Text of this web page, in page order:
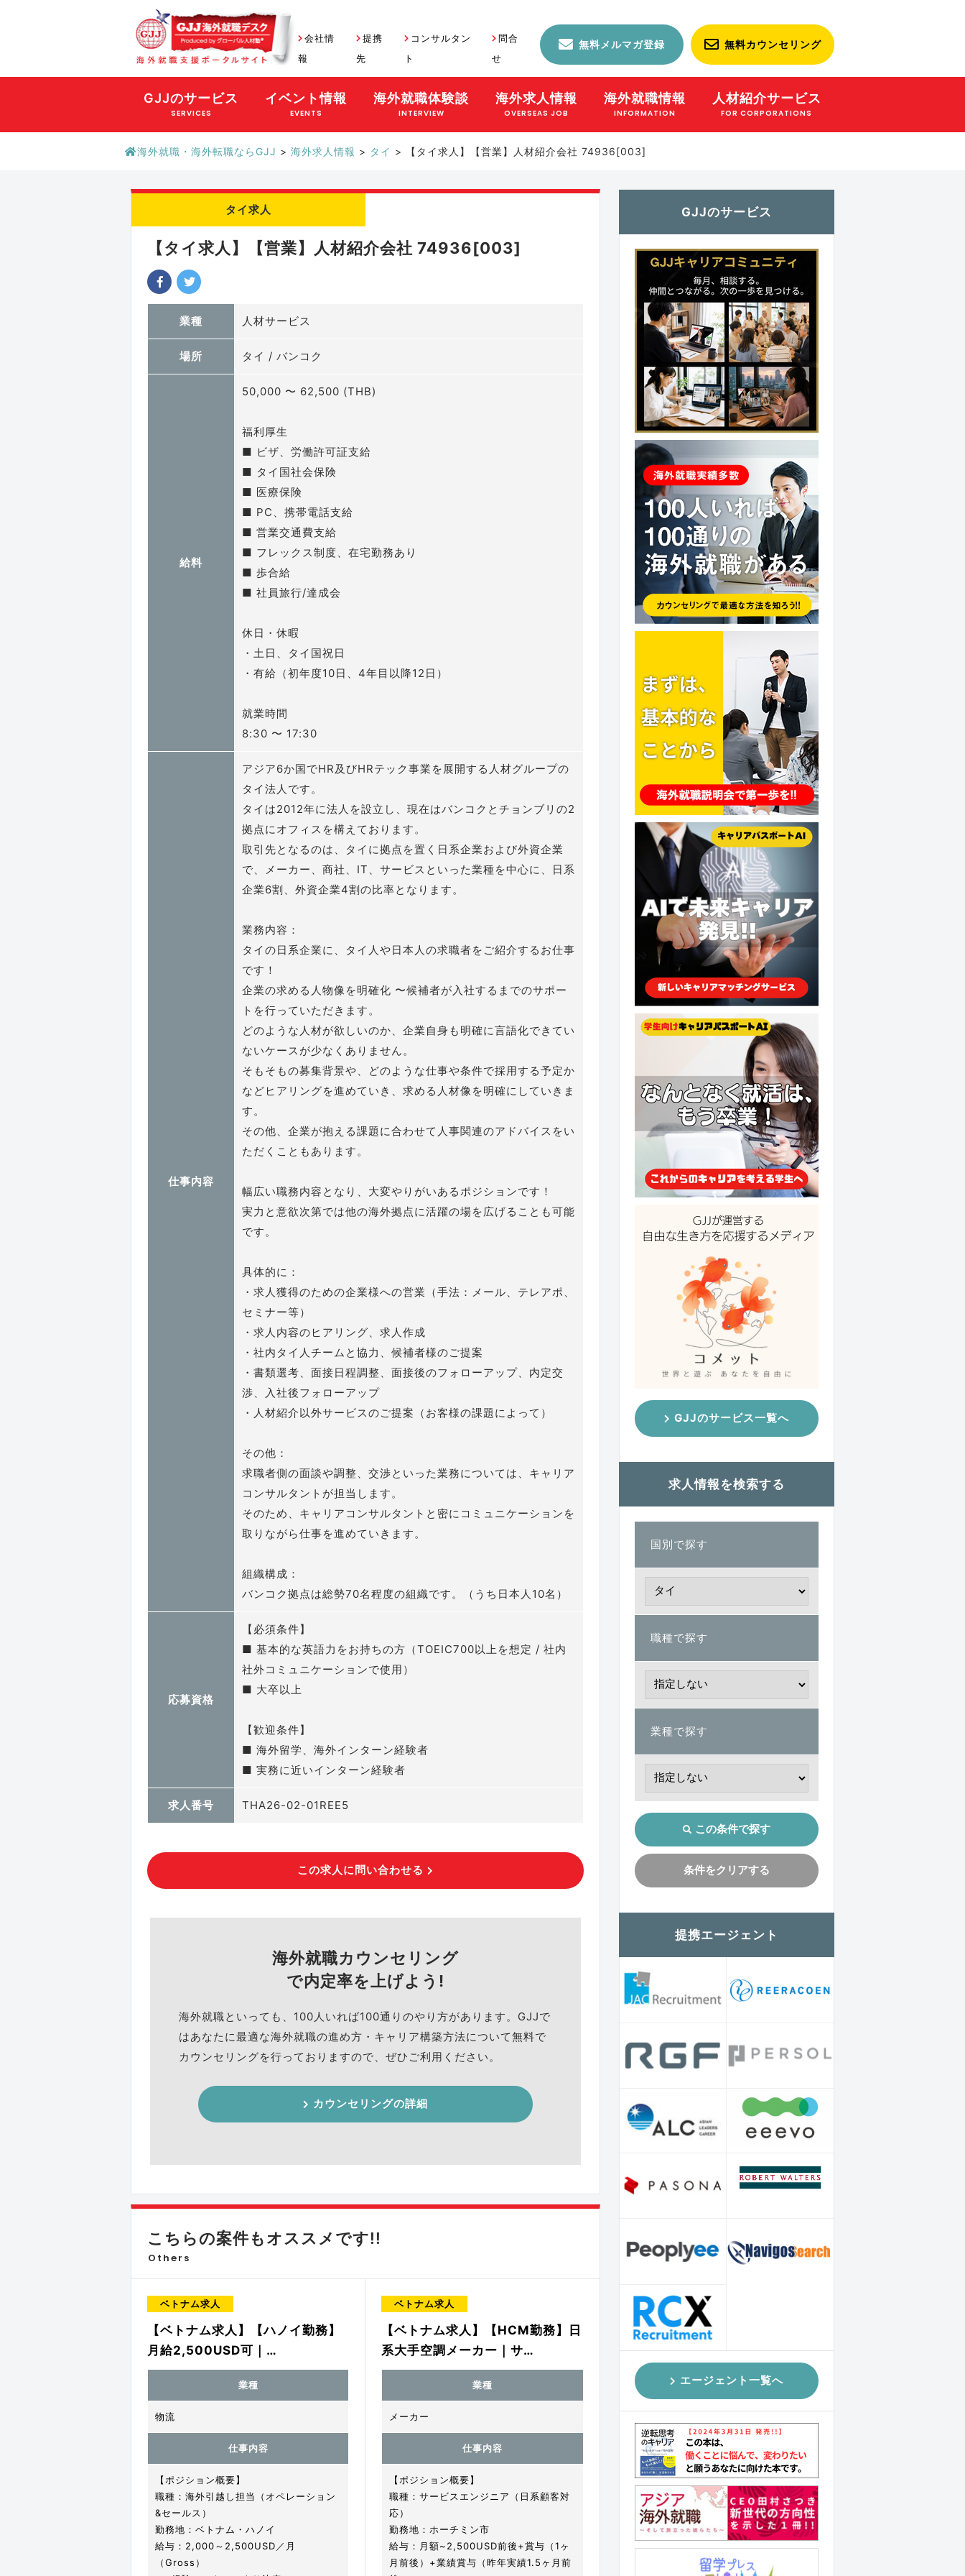
会社情
報
提携
先
コンサルタン
ト
問合
せ
無料メルマガ登録 無料カウンセリング
GJJのサービス
SERVICES
イベント情報
EVENTS
海外就職体験談
INTERVIEW
海外求人情報
OVERSEAS JOB
海外就職情報
INFORMATION
人材紹介サービス
FOR CORPORATIONS
海外就職・海外転職ならGJJ > 海外求人情報 > タイ > 【タイ求人】【営業】人材紹介会社 74936[003]
タイ求人
【タイ求人】【営業】人材紹介会社 74936[003]
業種 人材サービス
場所 タイ / バンコク
給料
50,000 〜 62,500 (THB)
福利厚生
■ ビザ、労働許可証支給
■ タイ国社会保険
■ 医療保険
■ PC、携帯電話支給
■ 営業交通費支給
■ フレックス制度、在宅勤務あり
■ 歩合給
■ 社員旅行/達成会
休日・休暇
・土日、タイ国祝日
・有給（初年度10日、4年目以降12日）
就業時間
8:30 〜 17:30
仕事内容
アジア6か国でHR及びHRテック事業を展開する人材グループの
タイ法人です。
タイは2012年に法人を設立し、現在はバンコクとチョンブリの2
拠点にオフィスを構えております。
取引先となるのは、タイに拠点を置く日系企業および外資企業
で、メーカー、商社、IT、サービスといった業種を中心に、日系
企業6割、外資企業4割の比率となります。
業務内容：
タイの日系企業に、タイ人や日本人の求職者をご紹介するお仕事
です！
企業の求める人物像を明確化 〜候補者が入社するまでのサポー
トを行っていただきます。
どのような人材が欲しいのか、企業自身も明確に言語化できてい
ないケースが少なくありません。
そもそもの募集背景や、どのような仕事や条件で採用する予定か
などヒアリングを進めていき、求める人材像を明確にしていきま
す。
その他、企業が抱える課題に合わせて人事関連のアドバイスをい
ただくこともあります。
幅広い職務内容となり、大変やりがいあるポジションです！
実力と意欲次第では他の海外拠点に活躍の場を広げることも可能
です。
具体的に：
・求人獲得のための企業様への営業（手法：メール、テレアポ、
セミナー等）
・求人内容のヒアリング、求人作成
・社内タイ人チームと協力、候補者様のご提案
・書類選考、面接日程調整、面接後のフォローアップ、内定交
渉、入社後フォローアップ
・人材紹介以外サービスのご提案（お客様の課題によって）
その他：
求職者側の面談や調整、交渉といった業務については、キャリア
コンサルタントが担当します。
そのため、キャリアコンサルタントと密にコミュニケーションを
取りながら仕事を進めていきます。
組織構成：
バンコク拠点は総勢70名程度の組織です。（うち日本人10名）
応募資格
【必須条件】
■ 基本的な英語力をお持ちの方（TOEIC700以上を想定 / 社内
社外コミュニケーションで使用）
■ 大卒以上
【歓迎条件】
■ 海外留学、海外インターン経験者
■ 実務に近いインターン経験者
求人番号 THA26-02-01REE5
この求人に問い合わせる
海外就職カウンセリング
で内定率を上げよう!
海外就職といっても、100人いれば100通りのやり方があります。GJJで
はあなたに最適な海外就職の進め方・キャリア構築方法について無料で
カウンセリングを行っておりますので、ぜひご利用ください。
カウンセリングの詳細
こちらの案件もオススメです!!
Others
ベトナム求人
【ベトナム求人】【ハノイ勤務】
月給2,500USD可｜…
業種
物流
仕事内容
【ポジション概要】
職種：海外引越し担当（オペレーション
&セールス）
勤務地：ベトナム・ハノイ
給与：2,000～2,500USD／月
（Gross）
ベトナム求人
【ベトナム求人】【HCM勤務】日
系大手空調メーカー｜サ…
業種
メーカー
仕事内容
【ポジション概要】
職種：サービスエンジニア（日系顧客対
応）
勤務地：ホーチミン市
給与：月額~2,500USD前後+賞与（1ヶ
月前後）+業績賞与（昨年実績1.5ヶ月前
GJJのサービス
GJJのサービス一覧へ
求人情報を検索する
国別で探す
職種で探す
業種で探す
この条件で探す
条件をクリアする
提携エージェント
エージェント一覧へ